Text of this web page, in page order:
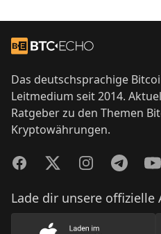
Zur Startseite
Das deutschsprachige
Leitmedium seit 2014.
Ratgeber zu den Themen
Kryptowährungen.
FacebookTwitterInstagramTelegram
Lade dir unsere offizielle